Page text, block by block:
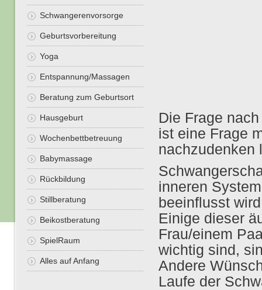
Schwangerenvorsorge
Geburtsvorbereitung
Yoga
Entspannung/Massagen
Beratung zum Geburtsort
Hausgeburt
Wochenbettbetreuung
Babymassage
Rückbildung
Stillberatung
Beikostberatung
SpielRaum
Alles auf Anfang
Die Frage
ist eine Frage
nachzudenken
inneren
beeinflusst
Einige dieser
Frau/einem
wichtig sind,
Andere
Laufe der